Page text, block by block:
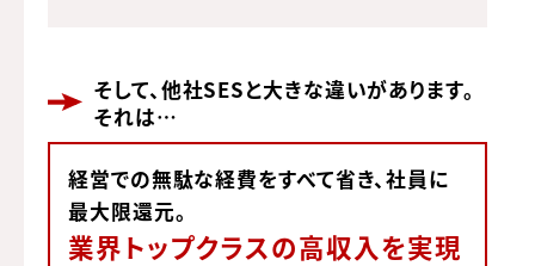
そして、他社SESと大きな違いがあります。
それは…
経営での無駄な経費をすべて省き、社員に
最大限還元。
業界トップクラスの高収入を実現